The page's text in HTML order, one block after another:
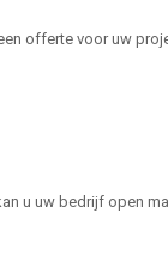
offerte voor uw
u uw bedrijf open